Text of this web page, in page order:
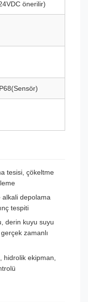
önerilir)
tesisi, çökeltme
alkali depolama
tespiti
derin kuyu suyu
zamanlı
hidrolik ekipman,